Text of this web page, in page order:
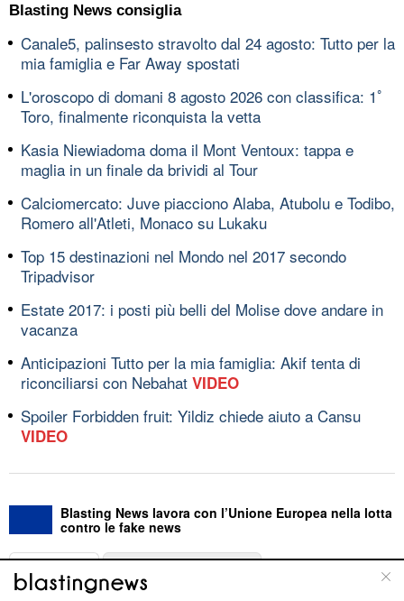
Blasting News consiglia
Canale5, palinsesto stravolto dal 24 agosto: Tutto per la
mia famiglia e Far Away spostati
L'oroscopo di domani 8 agosto 2026 con classifica: 1ﾟ
Toro, finalmente riconquista la vetta
Kasia Niewiadoma doma il Mont Ventoux: tappa e
maglia in un finale da brividi al Tour
Calciomercato: Juve piacciono Alaba, Atubolu e Todibo,
Romero all'Atleti, Monaco su Lukaku
Top 15 destinazioni nel Mondo nel 2017 secondo
Tripadvisor
Estate 2017: i posti più belli del Molise dove andare in
vacanza
Anticipazioni Tutto per la mia famiglia: Akif tenta di
riconciliarsi con Nebahat VIDEO
Spoiler Forbidden fruit: Yildiz chiede aiuto a Cansu
VIDEO
Blasting News lavora con l’Unione Europea nella lotta
contro le fake news
ABOUT